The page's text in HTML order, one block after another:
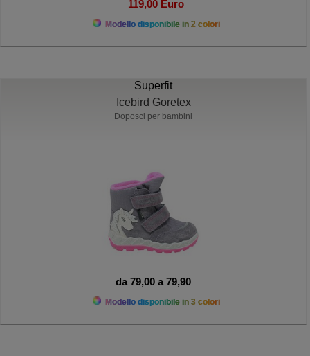
119,00 Euro
Modello disponibile in 2 colori
Superfit
Icebird Goretex
Doposci per bambini
da 79,00 a 79,90
Modello disponibile in 3 colori